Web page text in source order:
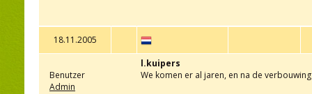
18.11.2005
Benutzer
Admin
l.kuipers
We komen er al jaren, en na de